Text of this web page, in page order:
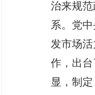
治来规
系。党
发市场
作，出
显，制